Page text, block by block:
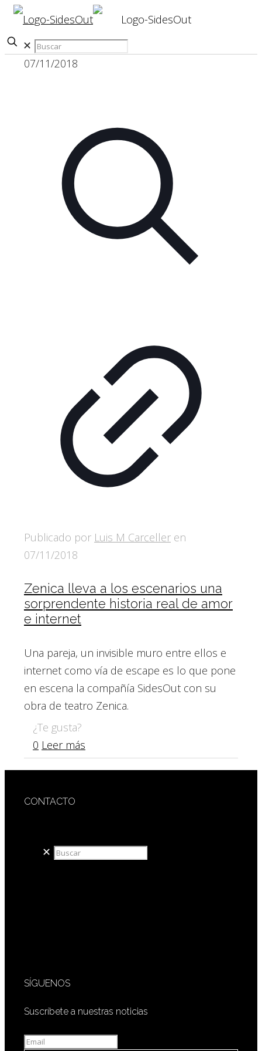
✕
07/11/2018
Publicado por Luis M Carceller en
07/11/2018
Zenica lleva a los escenarios una
sorprendente historia real de amor
e internet
Una pareja, un invisible muro entre ellos e
internet como vía de escape es lo que pone
en escena la compañía SidesOut con su
obra de teatro Zenica.
¿Te gusta?
0 Leer más
CONTACTO
✕
SÍGUENOS
Suscríbete a nuestras noticias